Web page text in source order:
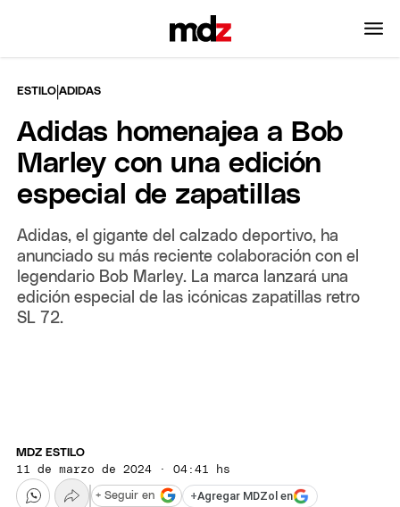
ESTILO |ADIDAS
Adidas homenajea a Bob
Marley con una edición
especial de zapatillas
Adidas, el gigante del calzado deportivo, ha
anunciado su más reciente colaboración con el
legendario Bob Marley. La marca lanzará una
edición especial de las icónicas zapatillas retro
SL 72.
MDZ ESTILO
11 de marzo de 2024 · 04:41 hs
+Agregar MDZol en
+ Seguir en